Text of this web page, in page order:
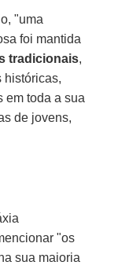
"uma
foi mantida
tradicionais,
históricas,
em toda a sua
de jovens,
"os
sua maioria